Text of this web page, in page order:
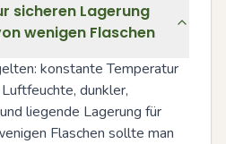
sicheren Lagerung
wenigen Flaschen
konstante Temperatur
dunkler,
liegende Lagerung für
Flaschen sollte man